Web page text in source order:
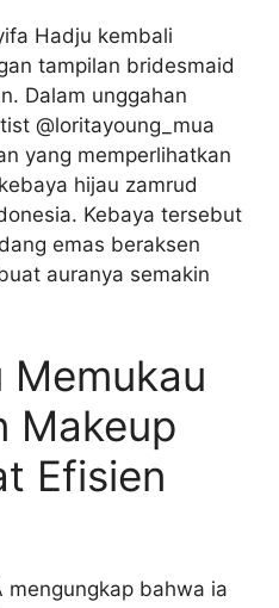
Hadju kembali
tampilan bridesmaid
Dalam unggahan
@loritayoung_mua
yang memperlihatkan
hijau zamrud
Kebaya tersebut
emas beraksen
auranya semakin
Memukau
Makeup
Efisien
mengungkap bahwa ia